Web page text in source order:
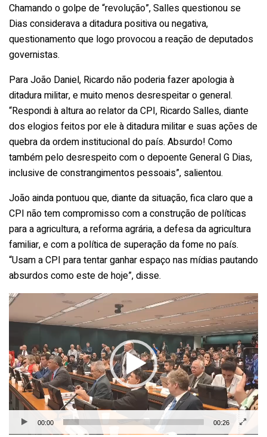
Chamando o golpe de “revolução”, Salles questionou se
Dias considerava a ditadura positiva ou negativa,
questionamento que logo provocou a reação de deputados
governistas.
Para João Daniel, Ricardo não poderia fazer apologia à
ditadura militar, e muito menos desrespeitar o general.
“Respondi à altura ao relator da CPI, Ricardo Salles, diante
dos elogios feitos por ele à ditadura militar e suas ações de
quebra da ordem institucional do país. Absurdo! Como
também pelo desrespeito com o depoente General G Dias,
inclusive de constrangimentos pessoais”, salientou.
João ainda pontuou que, diante da situação, fica claro que a
CPI não tem compromisso com a construção de políticas
para a agricultura, a reforma agrária, a defesa da agricultura
familiar, e com a política de superação da fome no país.
“Usam a CPI para tentar ganhar espaço nas mídias pautando
absurdos como este de hoje”, disse.
Tocador
de
00:00 00:26